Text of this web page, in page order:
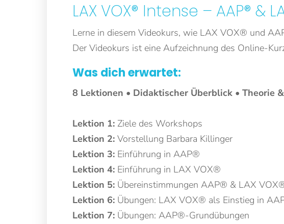
LAX VOX® Intense – AAP® &
Lerne in diesem Videokurs, wie LAX VOX® und
Der Videokurs ist eine Aufzeichnung des Online-
Was dich erwartet:
8 Lektionen • Didaktischer Überblick • Theorie
Lektion 1: Ziele des Workshops
Lektion 2: Vorstellung Barbara Killinger
Lektion 3: Einführung in AAP®
Lektion 4: Einführung in LAX VOX®
Lektion 5: Übereinstimmungen AAP® & LAX
Lektion 6: Übungen: LAX VOX® als Einstieg in
Lektion 7: Übungen: AAP®-Grundübungen